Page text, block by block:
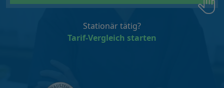
Stationär tätig?
Tarif-Vergleich starten